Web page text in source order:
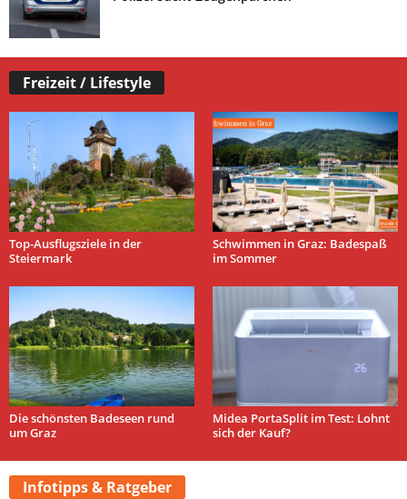
Freizeit / Lifestyle
Top-Ausflugsziele in der
Steiermark
Schwimmen in Graz: Badespaß
im Sommer
Die schönsten Badeseen rund
um Graz
Midea PortaSplit im Test: Lohnt
sich der Kauf?
Infotipps & Ratgeber